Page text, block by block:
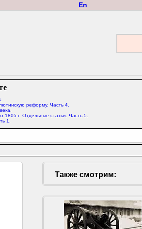
En
реформу. Часть 4.
1805 г. Отдельные статьи. Часть 5.
1.
Также смотрим: